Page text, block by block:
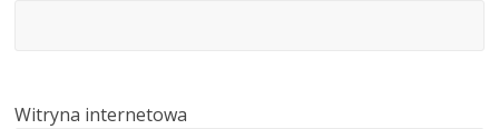
Witryna internetowa